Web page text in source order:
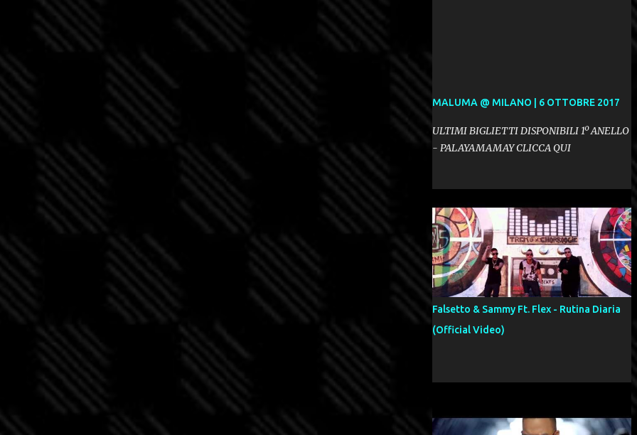
MALUMA @ MILANO | 6 OTTOBRE 2017
ULTIMI BIGLIETTI DISPONIBILI 1º ANELLO
- PALAYAMAMAY CLICCA QUI
Falsetto & Sammy Ft. Flex - Rutina Diaria
(Official Video)